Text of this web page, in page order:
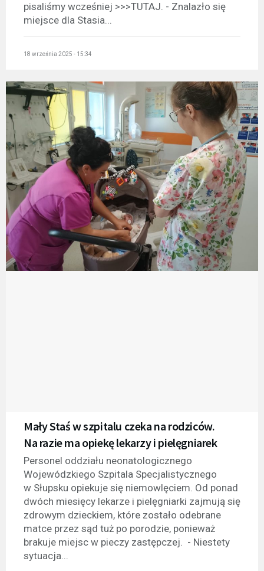
pisaliśmy wcześniej >>>TUTAJ. - Znalazło się
miejsce dla Stasia...
18 września 2025 - 15:34
Mały Staś w szpitalu czeka na rodziców.
Na razie ma opiekę lekarzy i pielęgniarek
Personel oddziału neonatologicznego
Wojewódzkiego Szpitala Specjalistycznego
w Słupsku opiekuje się niemowlęciem. Od ponad
dwóch miesięcy lekarze i pielęgniarki zajmują się
zdrowym dzieckiem, które zostało odebrane
matce przez sąd tuż po porodzie, ponieważ
brakuje miejsc w pieczy zastępczej. - Niestety
sytuacja...